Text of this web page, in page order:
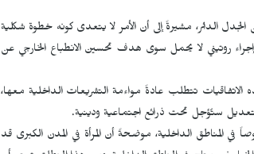
الدائر، مشيرةً إلى أن الأمر لا يتعدى كونه خطوة شكلية
إجراء روتيني لا يحمل سوى هدف تحسين الانطباع الخارجي عن
تتطلب عادةً مواءمة التشريعات الداخلية معها،
ستُؤجل تحت ذرائع اجتماعية ودينية.
في المناطق الداخلية، موضحةً أن المرأة في المدن الكبرى قد